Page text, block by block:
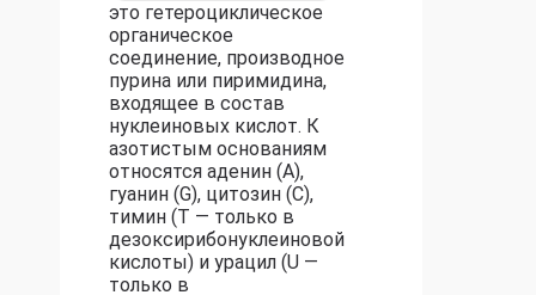
это гетероциклическое
органическое
соединение, производное
пурина или пиримидина,
входящее в состав
нуклеиновых кислот. К
азотистым основаниям
относятся аденин (A),
гуанин (G), цитозин (C),
тимин (T — только в
дезоксирибонуклеиновой
кислоты) и урацил (U —
только в